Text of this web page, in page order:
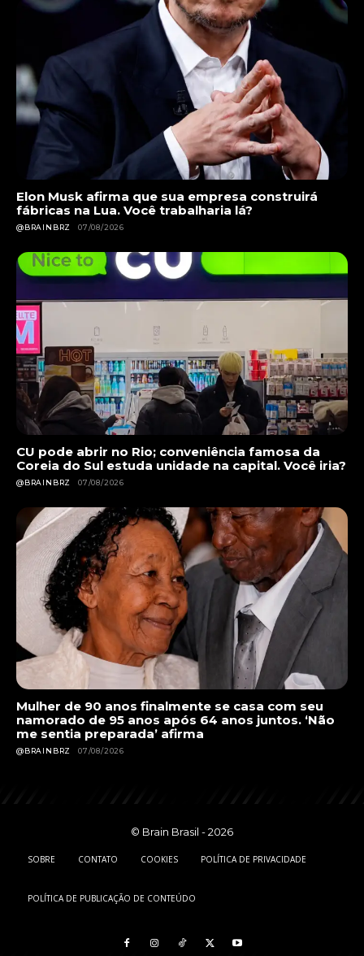
Elon Musk afirma que sua empresa construirá
fábricas na Lua. Você trabalharia lá?
@BRAINBRZ 07/08/2026
CU pode abrir no Rio; conveniência famosa da
Coreia do Sul estuda unidade na capital. Você iria?
@BRAINBRZ 07/08/2026
Mulher de 90 anos finalmente se casa com seu
namorado de 95 anos após 64 anos juntos. ‘Não
me sentia preparada’ afirma
@BRAINBRZ 07/08/2026
© Brain Brasil - 2026
SOBRE CONTATO COOKIES POLÍTICA DE PRIVACIDADE
POLÍTICA DE PUBLICAÇÃO DE CONTEÚDO